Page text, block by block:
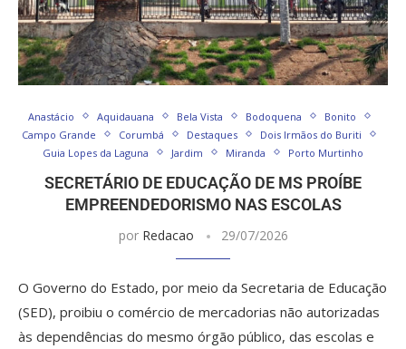
Anastácio Aquidauana Bela Vista Bodoquena
Bonito
Campo Grande
Corumbá Destaques
Dois Irmãos do Buriti
Guia Lopes da Laguna
Jardim Miranda Porto Murtinho
SECRETÁRIO DE EDUCAÇÃO DE MS PROÍBE
EMPREENDEDORISMO NAS ESCOLAS
por Redacao 29/07/2026
O Governo do Estado, por meio da Secretaria de Educação
(SED), proibiu o comércio de mercadorias não autorizadas
às dependências do mesmo órgão público, das escolas e